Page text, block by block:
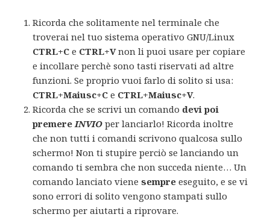
Ricorda che solitamente nel terminale che
troverai nel tuo sistema operativo GNU/Linux
CTRL+C e CTRL+Vnon li puoi usare per copiare
e incollare perchè sono tasti riservati ad altre
funzioni. Se proprio vuoi farlo di solito si usa:
CTRL+Maiusc+C e CTRL+Maiusc+V.
Ricorda che se scrivi un comando devi poi
premere INVIO per lanciarlo! Ricorda inoltre
che non tutti i comandi scrivono qualcosa sullo
schermo! Non ti stupire perciò se lanciando un
comando ti sembra che non succeda niente… Un
comando lanciato vienesempre eseguito, e se vi
sono errori di solito vengono stampati sullo
schermo per aiutarti a riprovare.